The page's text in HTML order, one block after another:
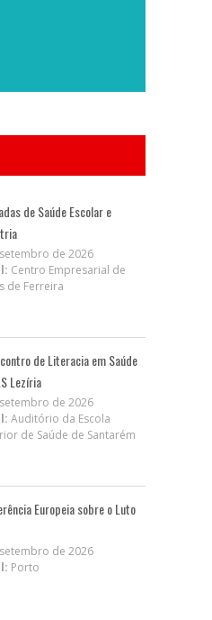
de Saúde Escolar e
de 2026
Centro Empresarial de
de Ferreira
de Literacia em Saúde
Lezíria
de 2026
Auditório da Escola
de Saúde de Santarém
Europeia sobre o Luto
de 2026
Porto